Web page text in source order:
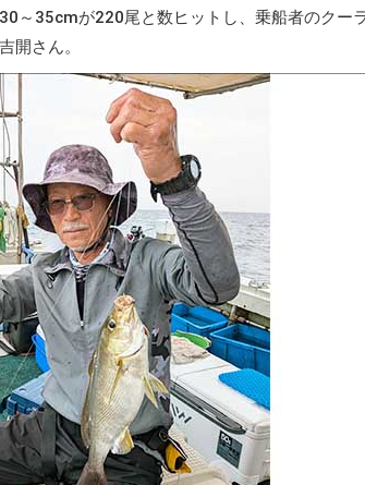
～35cmが220尾と数ヒットし、乗船者のクー
開さん。